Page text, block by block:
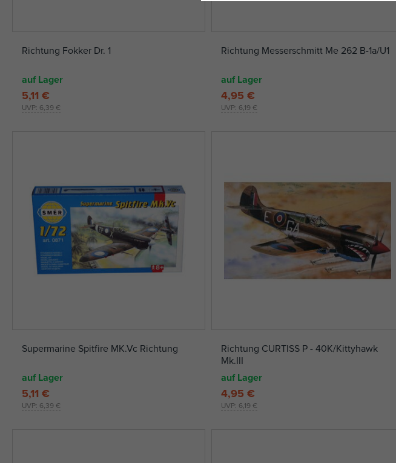
Richtung Fokker Dr. 1
auf Lager
UVP: 6,39 €
5,11 €
Richtung Messerschmitt Me 262 B-1a/U1
auf Lager
UVP: 6,19 €
4,95 €
Supermarine Spitfire MK.Vc Richtung
auf Lager
UVP: 6,39 €
5,11 €
Richtung CURTISS P - 40K/Kittyhawk
Mk.III
auf Lager
UVP: 6,19 €
4,95 €